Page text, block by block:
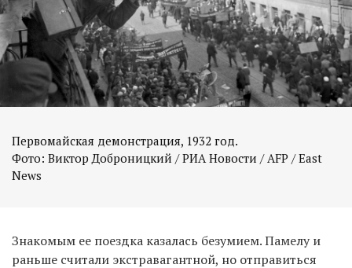
Первомайская демонстрация, 1932 год.
Фото: Виктор Доброницкий / РИА Новости / AFP / East
News
Знакомым ее поездка казалась безумием. Памелу и
раньше считали экстравагантной, но отправиться